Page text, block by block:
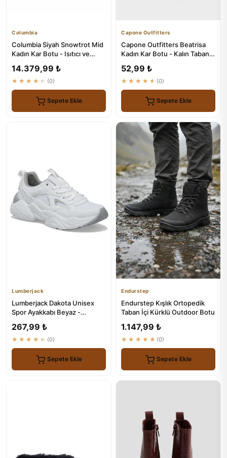
Columbia
Columbia Siyah Snowtrot Mid
Kadın Kar Botu - Isıtıcı ve
14.379,99 ₺
★★★★★ (0)
Sepete Ekle
Capone Outfitters
Capone Outfitters Beatrisa
Kadın Kar Botu - Kalın Tabanlı
52,99 ₺
★★★★★ (0)
Sepete Ekle
Lumberjack
Lumberjack Dakota Unisex
Spor Ayakkabı Beyaz -
267,99 ₺
★★★★★ (0)
Sepete Ekle
Endurstep
Endurstep Kışlık Ortopedik
Taban İçi Kürklü Outdoor Botu
1.147,99 ₺
★★★★★ (0)
Sepete Ekle